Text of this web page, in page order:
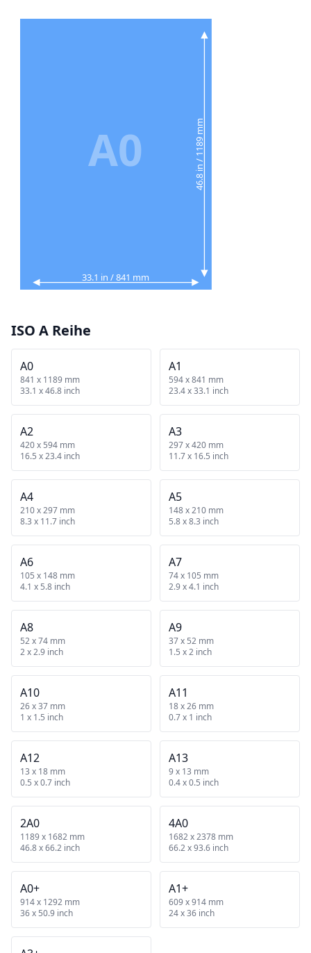
33.1 in / 841 mm
46.8 in / 1189 mm
A0
ISO A Reihe
A0
841 x 1189 mm
33.1 x 46.8 inch
A1
594 x 841 mm
23.4 x 33.1 inch
A2
420 x 594 mm
16.5 x 23.4 inch
A3
297 x 420 mm
11.7 x 16.5 inch
A4
210 x 297 mm
8.3 x 11.7 inch
A5
148 x 210 mm
5.8 x 8.3 inch
A6
105 x 148 mm
4.1 x 5.8 inch
A7
74 x 105 mm
2.9 x 4.1 inch
A8
52 x 74 mm
2 x 2.9 inch
A9
37 x 52 mm
1.5 x 2 inch
A10
26 x 37 mm
1 x 1.5 inch
A11
18 x 26 mm
0.7 x 1 inch
A12
13 x 18 mm
0.5 x 0.7 inch
A13
9 x 13 mm
0.4 x 0.5 inch
2A0
1189 x 1682 mm
46.8 x 66.2 inch
4A0
1682 x 2378 mm
66.2 x 93.6 inch
A0+
914 x 1292 mm
36 x 50.9 inch
A1+
609 x 914 mm
24 x 36 inch